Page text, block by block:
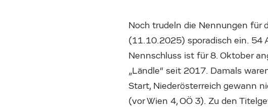
Noch trudeln die Nennungen für
(11.10.2025) sporadisch ein. 54
Nennschluss ist für 8. Oktober
„Ländle“ seit 2017. Damals
Start, Niederösterreich gewann
(vor Wien 4, OÖ 3). Zu den